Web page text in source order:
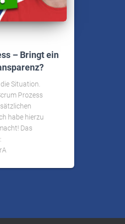
– Bringt ein
Situation.
Prozess
habe hierzu
Das